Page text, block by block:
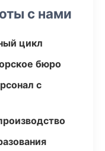
с нами
цикл
бюро
с